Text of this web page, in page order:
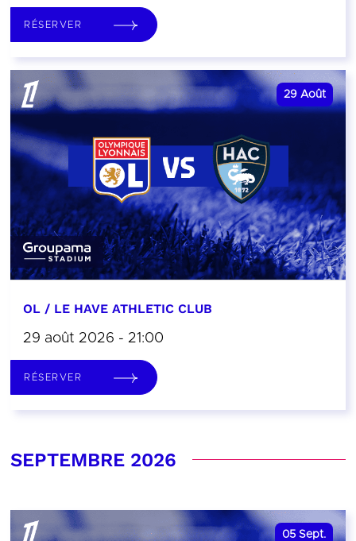
RÉSERVER
29 Août
OL / LE HAVE ATHLETIC CLUB
29 août 2026 - 21:00
RÉSERVER
SEPTEMBRE 2026
05 Sept.